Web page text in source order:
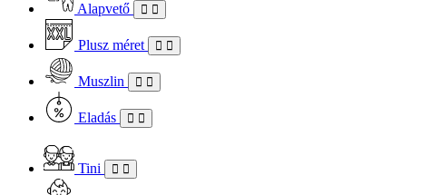
Alapvető
Plusz méret
Muszlin
Eladás
Tini